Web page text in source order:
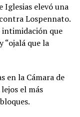
Iglesias elevó una
Lospennato.
intimidación que
“ojalá que la
en la Cámara de
el más